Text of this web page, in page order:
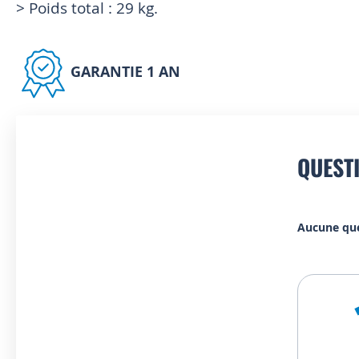
> Poids total : 29 kg.
GARANTIE 1 AN
Aucune